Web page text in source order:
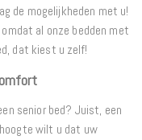
de mogelijkheden met u!
al onze bedden met
dat kiest u zelf!
senior bed? Juist, een
wilt u dat uw